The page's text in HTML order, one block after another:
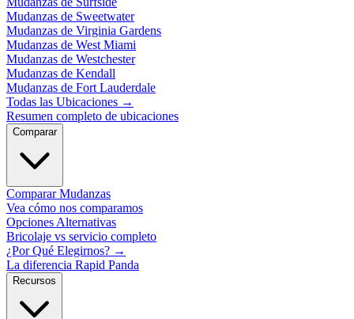
Mudanzas de Sweetwater
Mudanzas de Virginia Gardens
Mudanzas de West Miami
Mudanzas de Westchester
Mudanzas de Kendall
Mudanzas de Fort Lauderdale
Todas las Ubicaciones →
Resumen completo de ubicaciones
Comparar
Comparar Mudanzas
Vea cómo nos comparamos
Opciones Alternativas
Bricolaje vs servicio completo
¿Por Qué Elegirnos? →
La diferencia Rapid Panda
Recursos